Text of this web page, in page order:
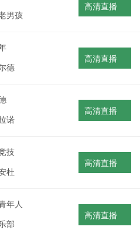
男孩
高清直播
德
高清直播
诺
高清直播
技
杜
高清直播
年人
部
高清直播